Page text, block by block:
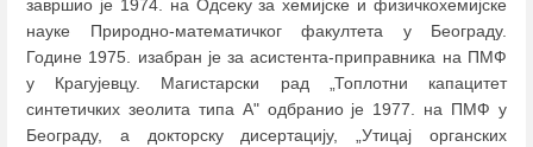
завршио је 1974. на Одсеку за хемијске и физичкохемијске
науке Природно-математичког факултета у Београду.
Године 1975. изабран је за асистента-приправника на ПМФ
у Крагујевцу. Магистарски рад „Топлотни капацитет
синтетичких зеолита типа А" одбранио је 1977. на ПМФ у
Београду, а докторску дисертацију, „Утицај органских